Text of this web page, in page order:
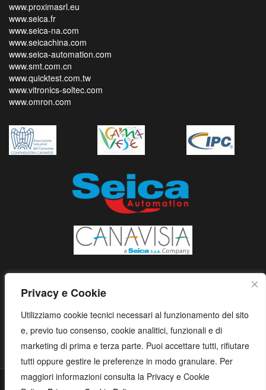
Privacy e Cookie
Utilizziamo cookie tecnici necessari al funzionamento del sito
e, previo tuo consenso, cookie analitici, funzionali e di
marketing di prima e terza parte. Puoi accettare tutti, rifiutare
tutti oppure gestire le preferenze in modo granulare. Per
maggiori informazioni consulta la Privacy e Cookie
www.proximasrl.eu
www.seica.fr
www.seica-na.com
www.seicachina.com
www.seica-automation.com
www.smt.com.cn
www.quicktest.com.tw
www.vitronics-soltec.com
www.omron.com
S.E.I.C.A. S.p.A. - Via Kennedy, 24 - 10019 STRAMBINO - (TO) -